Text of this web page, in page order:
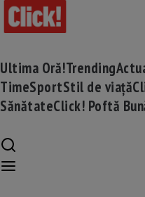
Ultima Oră!Trending
TimeSportStil de viață
SănătateClick! Poftă